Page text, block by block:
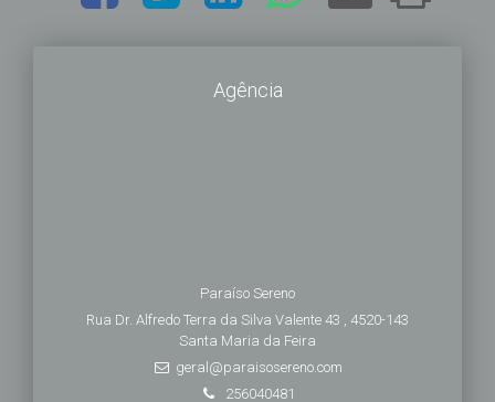
Agência
Paraíso Sereno
Rua Dr. Alfredo Terra da Silva Valente 43 , 4520-143
Santa Maria da Feira
geral@paraisosereno.com
256040481